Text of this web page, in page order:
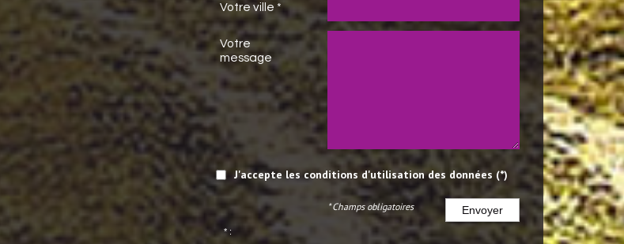
Votre ville *
Votre
message
J'accepte les conditions d'utilisation des données (*)
Envoyer
* Champs obligatoires
* :